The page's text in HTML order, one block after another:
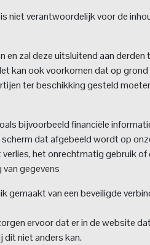
niet verantwoordelijk voor de
zal deze uitsluitend aan
kan ook voorkomen dat op
ter beschikking gesteld
bijvoorbeeld financiële
dat afgebeeld wordt op
het onrechtmatig gebruik
gegevens
gemaakt van een beveiligde
ervoor dat er in de website
niet anders kan.